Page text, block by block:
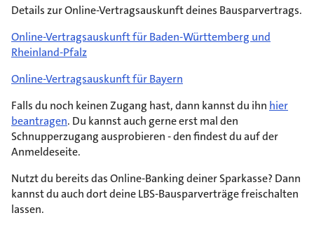
Details zur Online-Vertragsauskunft deines Bausparvertrags.
Online-Vertragsauskunft für Baden-Württemberg und
Rheinland-Pfalz
Online-Vertragsauskunft für Bayern
Falls du noch keinen Zugang hast, dann kannst du ihn hier
beantragen. Du kannst auch gerne erst mal den
Schnupperzugang ausprobieren - den findest du auf der
Anmeldeseite.
Nutzt du bereits das Online-Banking deiner Sparkasse? Dann
kannst du auch dort deine LBS-Bausparverträge freischalten
lassen.